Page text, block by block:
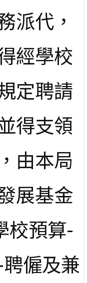
派代，
經學校
定聘請
得支領
由本局
展基金
校預算-
僱及兼